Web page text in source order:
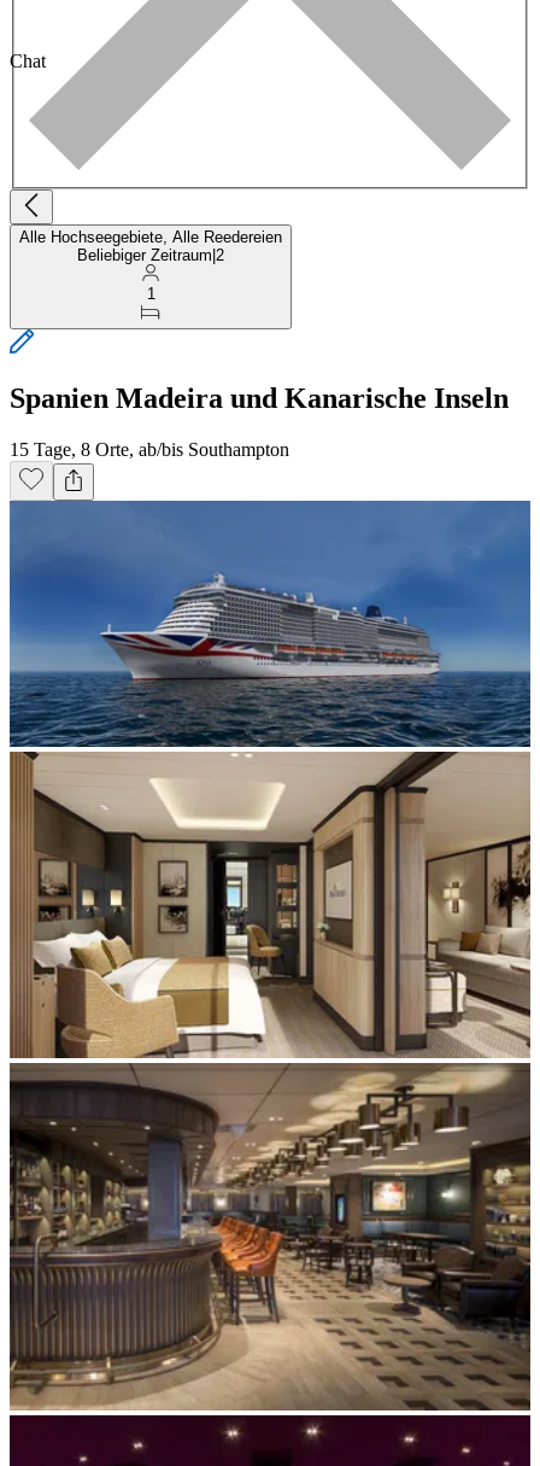
Chat
Alle Hochseegebiete, Alle Reedereien
Beliebiger Zeitraum 2
1
Spanien Madeira und Kanarische Inseln
15 Tage, 8 Orte, ab/bis Southampton